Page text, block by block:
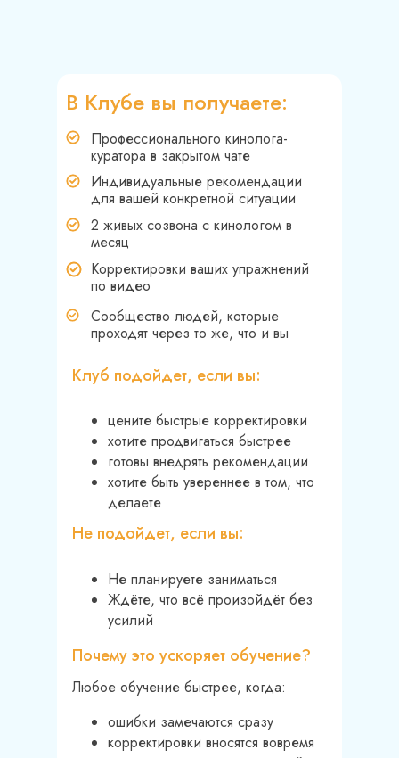
В Клубе вы получаете:
Профессионального кинолога-
куратора в закрытом чате
Клуб подойдет, если вы:
Индивидуальные рекомендации
для вашей конкретной ситуации
цените быстрые корректировки
хотите продвигаться быстрее
готовы внедрять рекомендации
хотите быть увереннее в том, что
делаете
Не подойдет, если вы:
Корректировки ваших упражнений
по видео
2 живых созвона с кинологом в
месяц
Сообщество людей, которые
проходят через то же, что и вы
Не планируете заниматься
Ждёте, что всё произойдёт без
усилий
Почему это ускоряет обучение?
Любое обучение быстрее, когда:
ошибки замечаются сразу
корректировки вносятся вовремя